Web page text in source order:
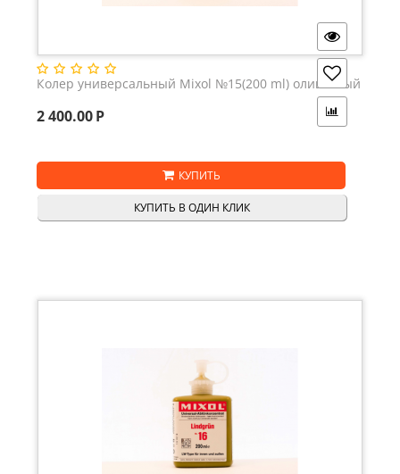
Колер универсальный Mixol №15(200 ml) оливковый
2 400.00Р
КУПИТЬ
КУПИТЬ В ОДИН КЛИК